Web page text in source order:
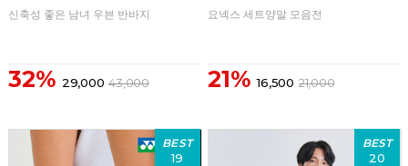
신축성 좋은 남녀 우븐 반바지
32% 29,000 43,000
요넥스 세트양말 모음전
21% 16,500 21,000
BEST
19
BEST
20